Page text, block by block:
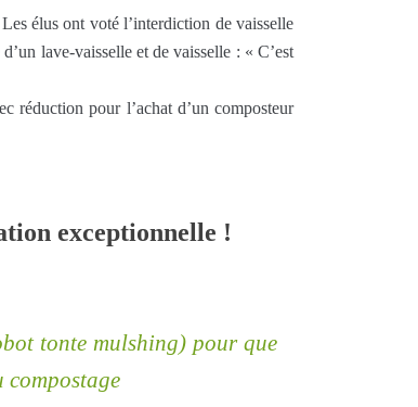
élus ont voté l’interdiction de vaisselle
lave-vaisselle et de vaisselle : « C’est
réduction pour l’achat d’un composteur
exceptionnelle !
tonte mulshing) pour que
compostage